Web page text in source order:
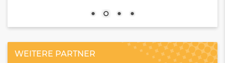
WEITERE PARTNER